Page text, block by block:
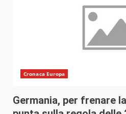
Cronaca Europa
Germania, per frenare